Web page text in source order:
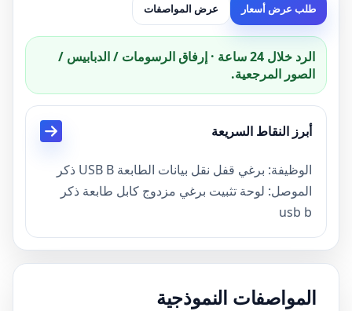
طلب عرض أسعار عرض المواصفات
الرد خلال 24 ساعة · إرفاق الرسومات / الدبابيس /
الصور المرجعية.
أبرز النقاط السريعة
الوظيفة: برغي قفل نقل بيانات الطابعة USB B ذكر
الموصل: لوحة تثبيت برغي مزدوج كابل طابعة ذكر
usb b
لون أسود،
الوصف: كابل طابعة ذكر USB 3.0 إلى USB 3.0 B
المهلة الزمنية: عينة 3 أيام ، الإنتاج الضخم 15 يومًا
المواصفات النموذجية